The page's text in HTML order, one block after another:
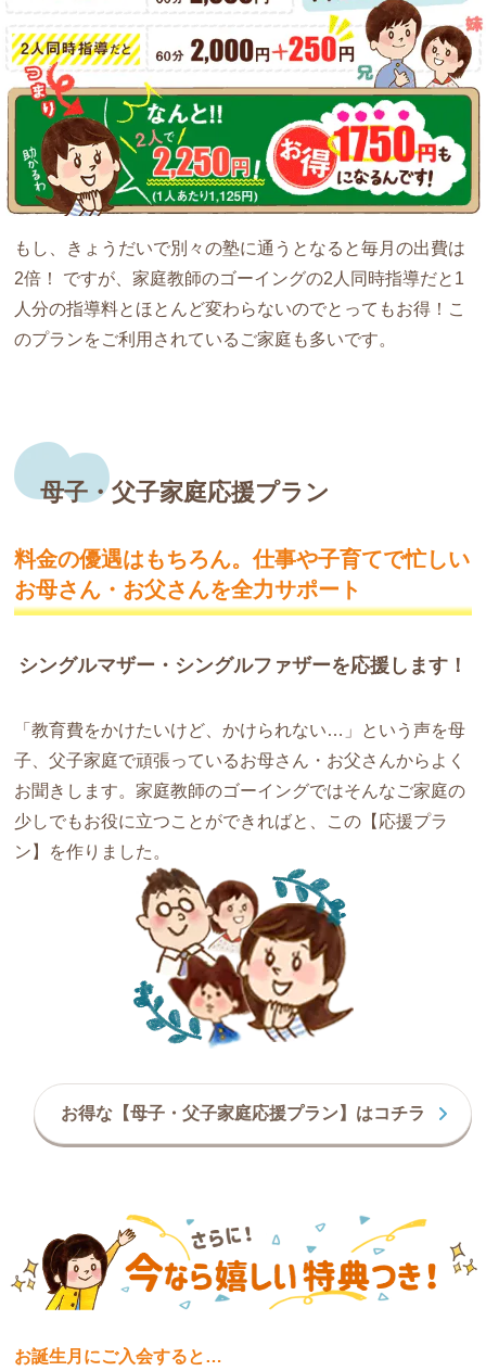
もし、きょうだいで別々の塾に通うとなると毎月の出費は
2倍！ ですが、家庭教師のゴーイングの2人同時指導だと 1
人分の指導料とほとんど変わらないのでとってもお得！こ
のプランをご利用されているご家庭も多いです。
母子・父子家庭応援プラン
料金の優遇はもちろん。仕事や子育てで忙しい
お母さん・お父さんを全力サポート
シングルマザー・シングルファザーを応援します！
「教育費をかけたいけど、かけられない…」という声を母
子、父子家庭で頑張っているお母さん・お父さんからよく
お聞きします。家庭教師のゴーイングではそんなご家庭の
少しでもお役に立つことができればと、この【応援プラ
ン】を作りました。
お得な【母子・父子家庭応援プラン】はコチラ
お誕生月にご入会すると…